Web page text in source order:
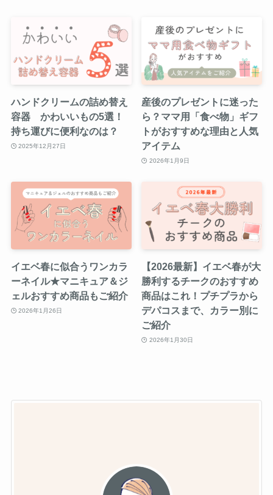
ハンドクリームの詰め替え
容器 かわいいもの5選！
持ち運びに便利なのは？
2025年12月27日
産後のプレゼントに迷った
ら？ママ用「食べ物」ギフ
トがおすすめな理由と人気
アイテム
2026年1月9日
イエベ春に似合うワンカラ
ーネイル★マニキュア＆ジ
ェルおすすめ商品もご紹介
2026年1月26日
【2026最新】イエベ春が大
勝利するチークのおすすめ
商品はこれ！プチプラから
デパコスまで、カラー別に
ご紹介
2026年1月30日